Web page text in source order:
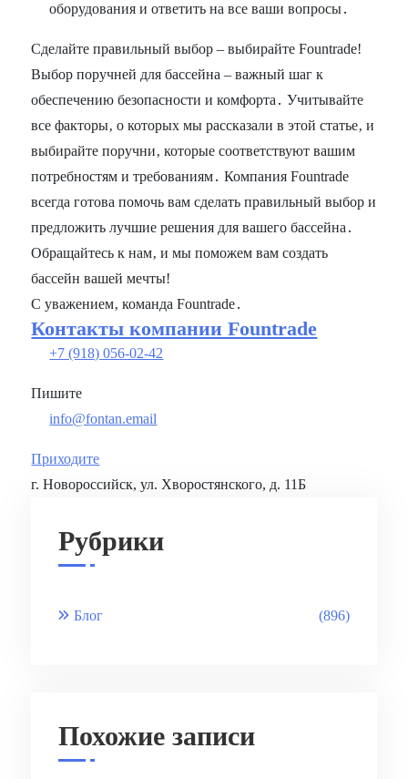
оборудования и ответить на все ваши вопросы․
Сделайте правильный выбор – выбирайте Fountrade!
Выбор поручней для бассейна – важный шаг к
обеспечению безопасности и комфорта․ Учитывайте
все факторы‚ о которых мы рассказали в этой статье‚ и
выбирайте поручни‚ которые соответствуют вашим
потребностям и требованиям․ Компания Fountrade
всегда готова помочь вам сделать правильный выбор и
предложить лучшие решения для вашего бассейна․
Обращайтесь к нам‚ и мы поможем вам создать
бассейн вашей мечты!
С уважением‚ команда Fountrade․
Контакты компании Fountrade
+7 (918) 056-02-42
Пишите
info@fontan.email
Приходите
г. Новороссийск, ул. Хворостянского, д. 11Б
Рубрики
Блог (896)
Похожие записи